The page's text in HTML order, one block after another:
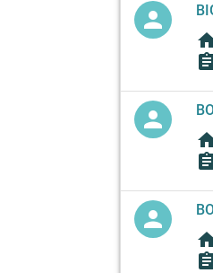
person
person
person